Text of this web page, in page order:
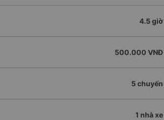
4.5 giờ
500.000 VNĐ
5 chuyến
1 nhà xe